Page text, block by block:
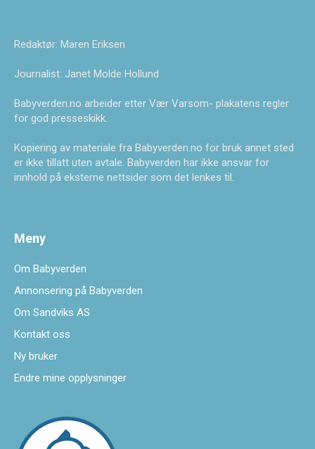
Redaktør: Maren Eriksen
Journalist: Janet Molde Hollund
Babyverden.no arbeider etter Vær Varsom- plakatens regler
for god presseskikk.
Kopiering av materiale fra Babyverden.no for bruk annet sted
er ikke tillatt uten avtale. Babyverden har ikke ansvar for
innhold på eksterne nettsider som det lenkes til.
Meny
Om Babyverden
Annonsering på Babyverden
Om Sandviks AS
Kontakt oss
Ny bruker
Endre mine opplysninger